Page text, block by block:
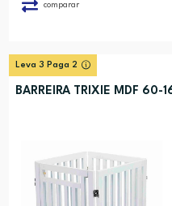
comparar
Leva 3 Paga 2
BARREIRA TRIXIE MDF 60-